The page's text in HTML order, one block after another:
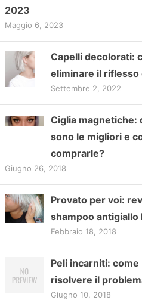
2023
Maggio 6, 2023
Capelli decolorati:
eliminare il riflesso
Settembre 2, 2022
Ciglia magnetiche:
sono le migliori e
comprarle?
Giugno 26, 2018
Provato per voi:
shampoo antigiallo
Febbraio 18, 2018
Peli incarniti: come
risolvere il
Giugno 10, 2018